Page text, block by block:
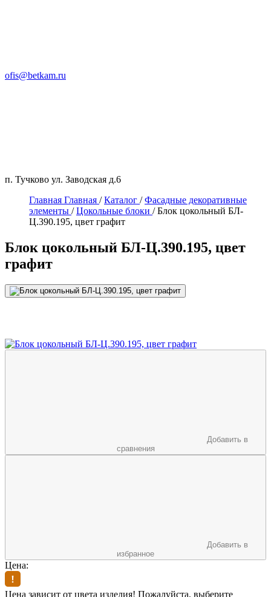
ofis@betkam.ru
п. Тучково ул. Заводская д.6
Главная Главная / Каталог / Фасадные декоративные
элементы / Цокольные блоки / Блок цокольный БЛ-
Ц.390.195, цвет графит
Блок цокольный БЛ-Ц.390.195, цвет
графит
Добавить в
сравнения
Добавить в
избранное
Цена:
Цена зависит от цвета изделия! Пожалуйста, выберите